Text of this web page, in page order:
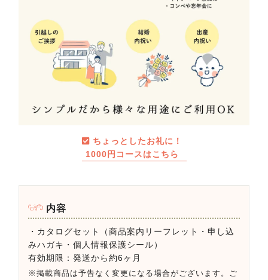
ちょっとしたお礼に！
1000円コースはこちら
内容
・カタログセット（商品案内リーフレット・申し込
みハガキ・個人情報保護シール）
有効期限：発送から約6ヶ月
※掲載商品は予告なく変更になる場合がございます。ご